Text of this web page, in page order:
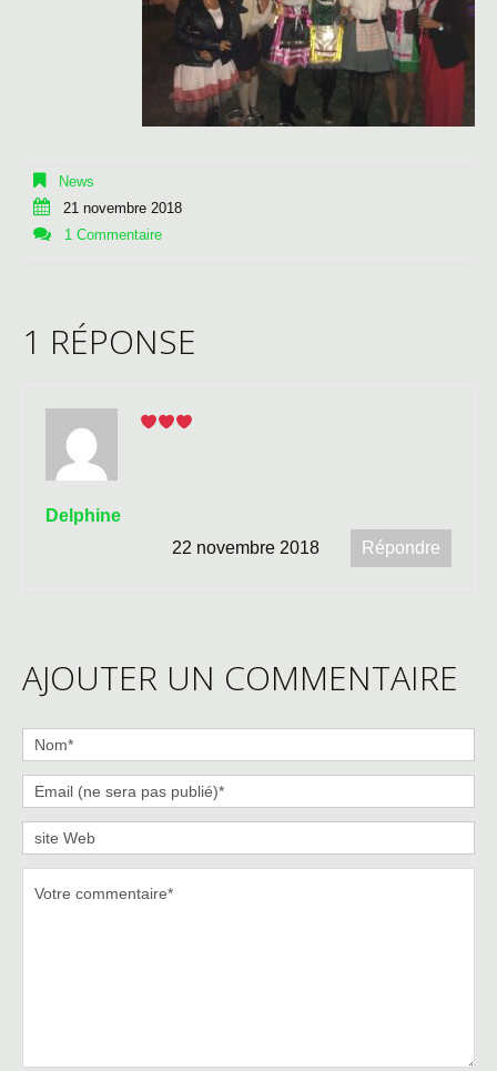
News
21 novembre 2018
1 Commentaire
1 RÉPONSE
Delphine
Répondre
22 novembre 2018
AJOUTER UN COMMENTAIRE